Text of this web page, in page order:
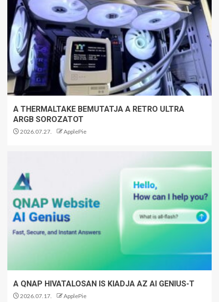
A THERMALTAKE BEMUTATJA A RETRO ULTRA
ARGB SOROZATOT
2026.07.27. ApplePie
A QNAP HIVATALOSAN IS KIADJA AZ AI GENIUS-T
2026.07.17. ApplePie